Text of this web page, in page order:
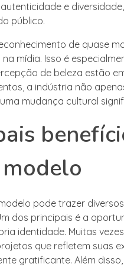
e
público.
de quase
mídia. Isso é
de beleza estão
a indústria não
mudança cultural
pode trazer
dos principais é a
identidade. Muitas
que refletem suas
gratificante. Além